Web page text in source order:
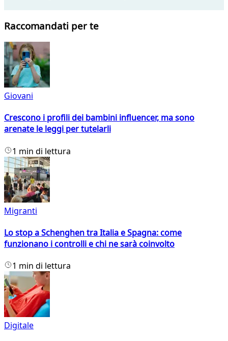
Raccomandati per te
Giovani
Crescono i profili dei bambini influencer, ma sono
arenate le leggi per tutelarli
1 min di lettura
Migranti
Lo stop a Schenghen tra Italia e Spagna: come
funzionano i controlli e chi ne sarà coinvolto
1 min di lettura
Digitale